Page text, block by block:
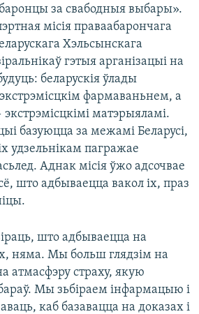
за свабодныя выбары».
місія праваабарончага
Хэльсынскага
гэтыя арганізацыі на
беларускія ўлады
фармаваньнем, а
матэрыяламі.
базуюцца за межамі Беларусі,
удзельнікам пагражае
Аднак місія ўжо адсочвае
што адбываецца вакол іх, праз
што адбываецца на
няма. Мы больш глядзім на
атмасфэру страху, якую
Мы зьбіраем інфармацыю і
каб базавацца на доказах і